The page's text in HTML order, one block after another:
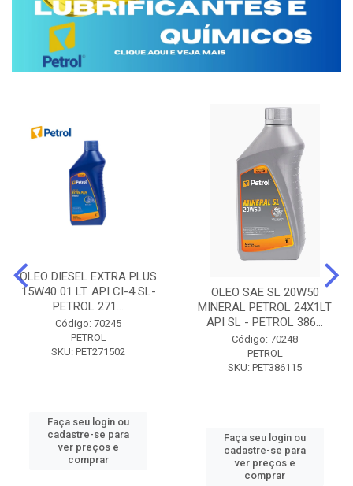
OLEO DIESEL EXTRA PLUS
15W40 01 LT. API CI-4 SL-
PETROL 271...
Código: 70245
PETROL
SKU: PET271502
Faça seu login ou
cadastre-se para
ver preços e
comprar
OLEO SAE SL 20W50
MINERAL PETROL 24X1LT
API SL - PETROL 386...
Código: 70248
PETROL
SKU: PET386115
Faça seu login ou
cadastre-se para
ver preços e
comprar